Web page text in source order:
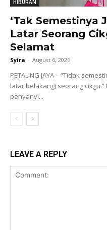
HIBURAN
‘Tak Semestinya
Latar Seorang
Selamat
Syira - August 6, 2026
PETALING JAYA – “Tidak
latar belakang) seorang
penyanyi...
LEAVE A REPLY